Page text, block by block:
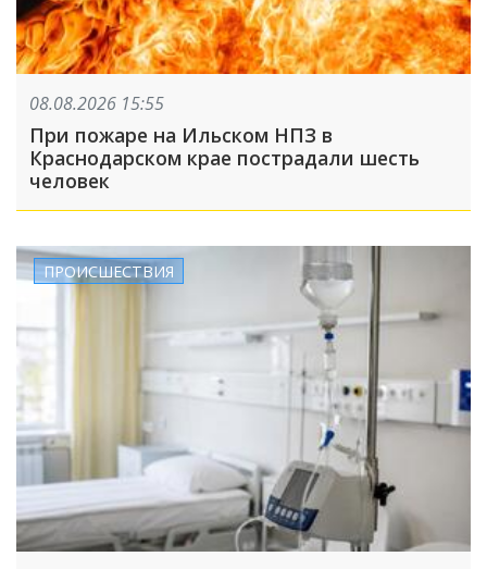
08.08.2026 15:55
При пожаре на Ильском НПЗ в
Краснодарском крае пострадали шесть
человек
ПРОИСШЕСТВИЯ